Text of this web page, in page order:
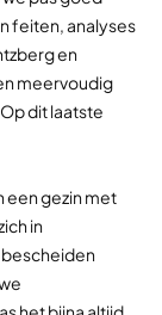
feiten, analyses
en
meervoudig
dit laatste
een gezin met
in